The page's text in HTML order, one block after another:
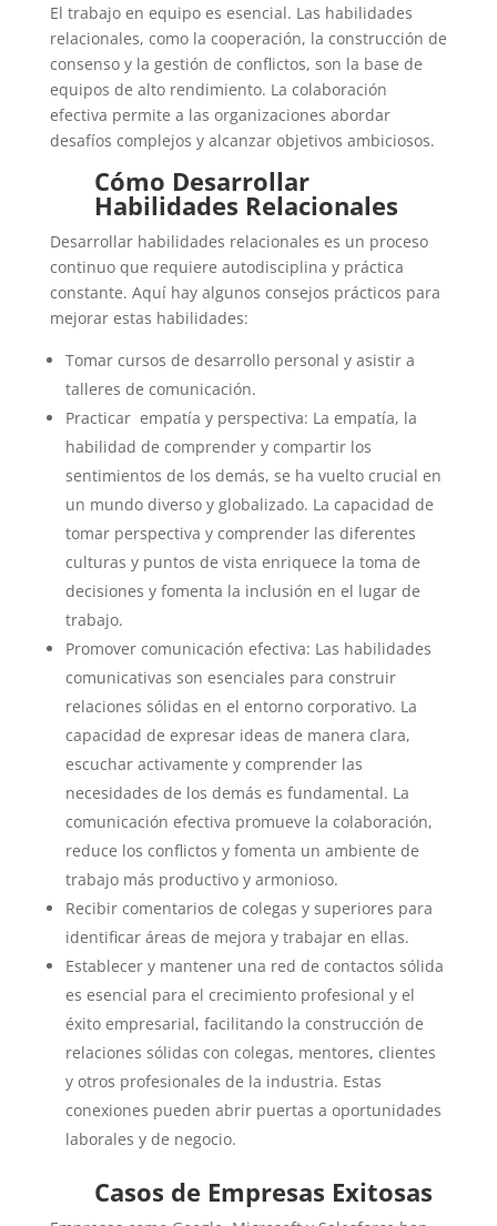
El trabajo en equipo es esencial. Las habilidades
relacionales, como la cooperación, la construcción de
consenso y la gestión de conflictos, son la base de
equipos de alto rendimiento. La colaboración
efectiva permite a las organizaciones abordar
desafíos complejos y alcanzar objetivos ambiciosos.
Cómo Desarrollar
Habilidades Relacionales
Desarrollar habilidades relacionales es un proceso
continuo que requiere autodisciplina y práctica
constante. Aquí hay algunos consejos prácticos para
mejorar estas habilidades:
Tomar cursos de desarrollo personal y asistir a
talleres de comunicación.
Practicar empatía y perspectiva: La empatía, la
habilidad de comprender y compartir los
sentimientos de los demás, se ha vuelto crucial en
un mundo diverso y globalizado. La capacidad de
tomar perspectiva y comprender las diferentes
culturas y puntos de vista enriquece la toma de
decisiones y fomenta la inclusión en el lugar de
trabajo.
Promover comunicación efectiva: Las habilidades
comunicativas son esenciales para construir
relaciones sólidas en el entorno corporativo. La
capacidad de expresar ideas de manera clara,
escuchar activamente y comprender las
necesidades de los demás es fundamental. La
comunicación efectiva promueve la colaboración,
reduce los conflictos y fomenta un ambiente de
trabajo más productivo y armonioso.
Recibir comentarios de colegas y superiores para
identificar áreas de mejora y trabajar en ellas.
Establecer y mantener una red de contactos sólida
es esencial para el crecimiento profesional y el
éxito empresarial, facilitando la construcción de
relaciones sólidas con colegas, mentores, clientes
y otros profesionales de la industria. Estas
conexiones pueden abrir puertas a oportunidades
laborales y de negocio.
Casos de Empresas Exitosas